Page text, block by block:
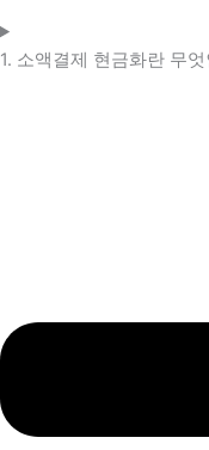
1. 소액결제 현금화란 무